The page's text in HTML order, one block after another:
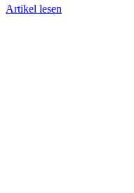
Artikel lesen